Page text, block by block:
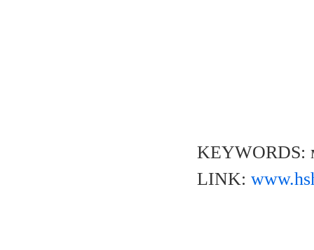
KEYWORDS:
LINK: